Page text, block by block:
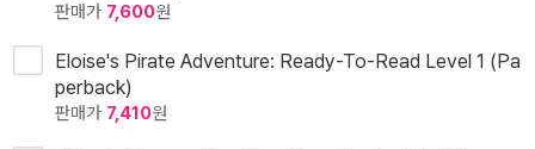
판매가 7,600원
Eloise's Pirate Adventure: Ready-To-Read Level 1 (Pa
perback)
판매가 7,410원